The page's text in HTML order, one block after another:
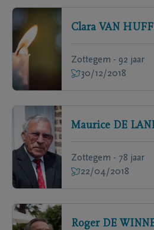
Clara VAN
Zottegem - 92 jaar
30/12/2018
Maurice DE
Zottegem - 78 jaar
22/04/2018
Roger DE